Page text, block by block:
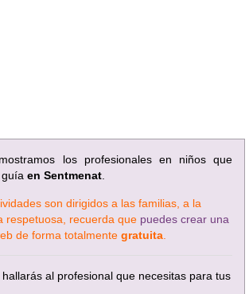
los profesionales en niños que
en Sentmenat
son dirigidos a las familias, a la
respetuosa, recuerda que puedes crear una
de forma totalmente gratuita
al profesional que necesitas para tus